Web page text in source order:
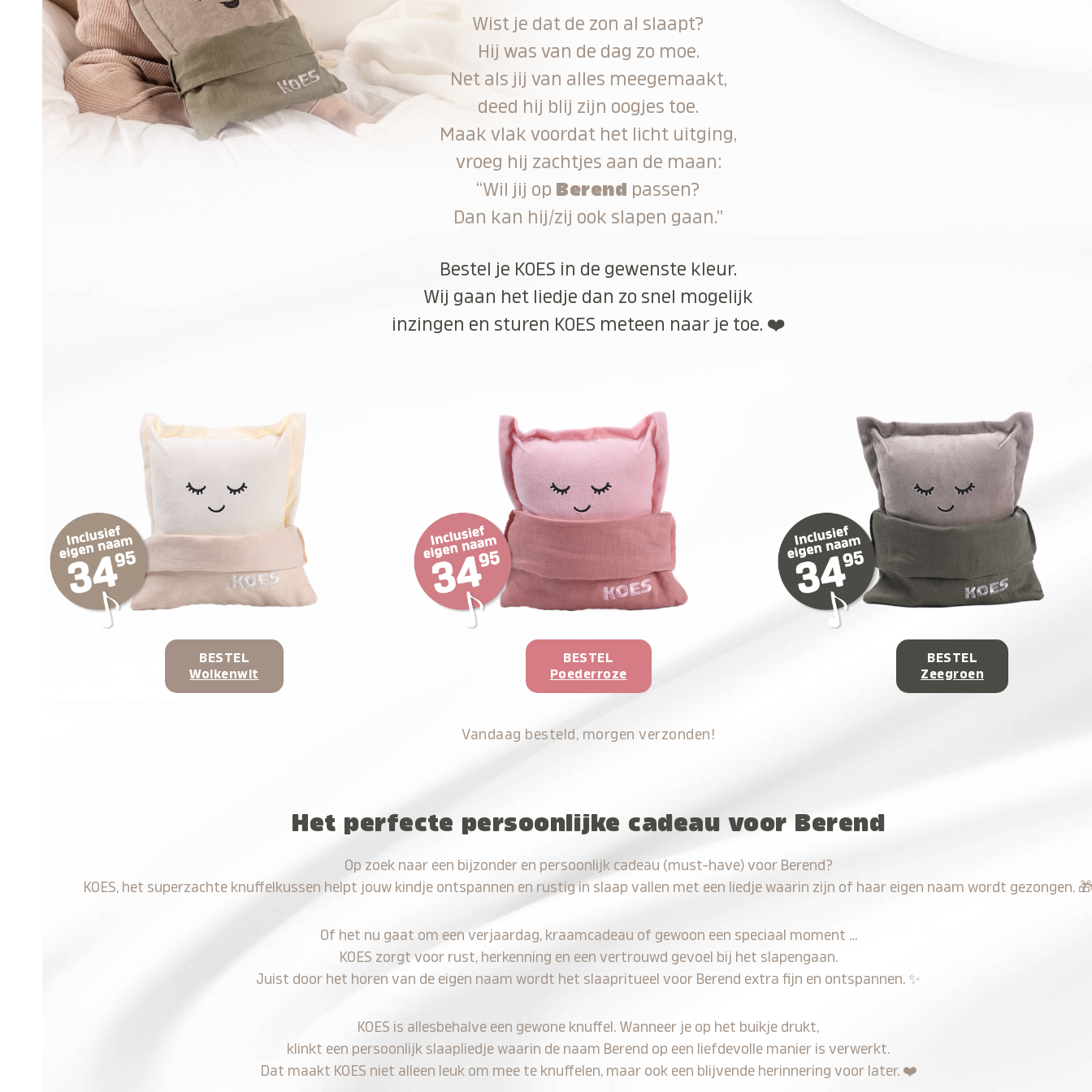
Wist je dat de zon al slaapt?
Hij was van de dag zo moe.
Net als jij van alles meegemaakt,
deed hij blij zijn oogjes toe.
Maak vlak voordat het licht uitging,
vroeg hij zachtjes aan de maan:
“Wil jij op Berend passen?
Dan kan hij/zij ook slapen gaan.”
Bestel je KOES in de gewenste kleur.
Wij gaan het liedje dan zo snel mogelijk
inzingen en sturen KOES meteen naar je toe. ❤️
BESTEL
Wolkenwit
BESTEL
Poederroze
BESTEL
Zeegroen
Vandaag besteld, morgen verzonden!
Het perfecte persoonlijke cadeau voor Berend
Op zoek naar een bijzonder en persoonlijk cadeau (must-have) voor Berend?
KOES, het superzachte knuffelkussen helpt jouw kindje ontspannen en rustig in slaap vallen met een liedje waarin zijn of haar eigen naam wordt gezongen.
Of het nu gaat om een verjaardag, kraamcadeau of gewoon een speciaal moment …
KOES zorgt voor rust, herkenning en een vertrouwd gevoel bij het slapengaan.
Juist door het horen van de eigen naam wordt het slaapritueel voor Berend extra fijn en ontspannen. ✨
KOES is allesbehalve een gewone knuffel. Wanneer je op het buikje drukt,
klinkt een persoonlijk slaapliedje waarin de naam Berend op een liefdevolle manier is verwerkt.
Dat maakt KOES niet alleen leuk om mee te knuffelen, maar ook een blijvende herinnering voor later. ❤️